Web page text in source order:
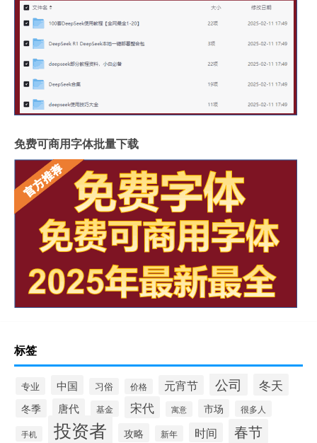
免费可商用字体批量下载
标签
专业 中国 习俗 价格 元宵节 公司 冬天
冬季 唐代 基金 宋代 寓意 市场 很多人
手机 投资者 攻略 新年 时间 春节